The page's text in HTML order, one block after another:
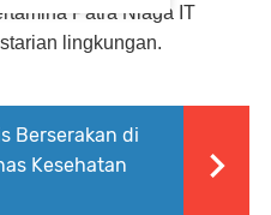
Patra Niaga IT
lingkungan.
Berserakan di
Kesehatan